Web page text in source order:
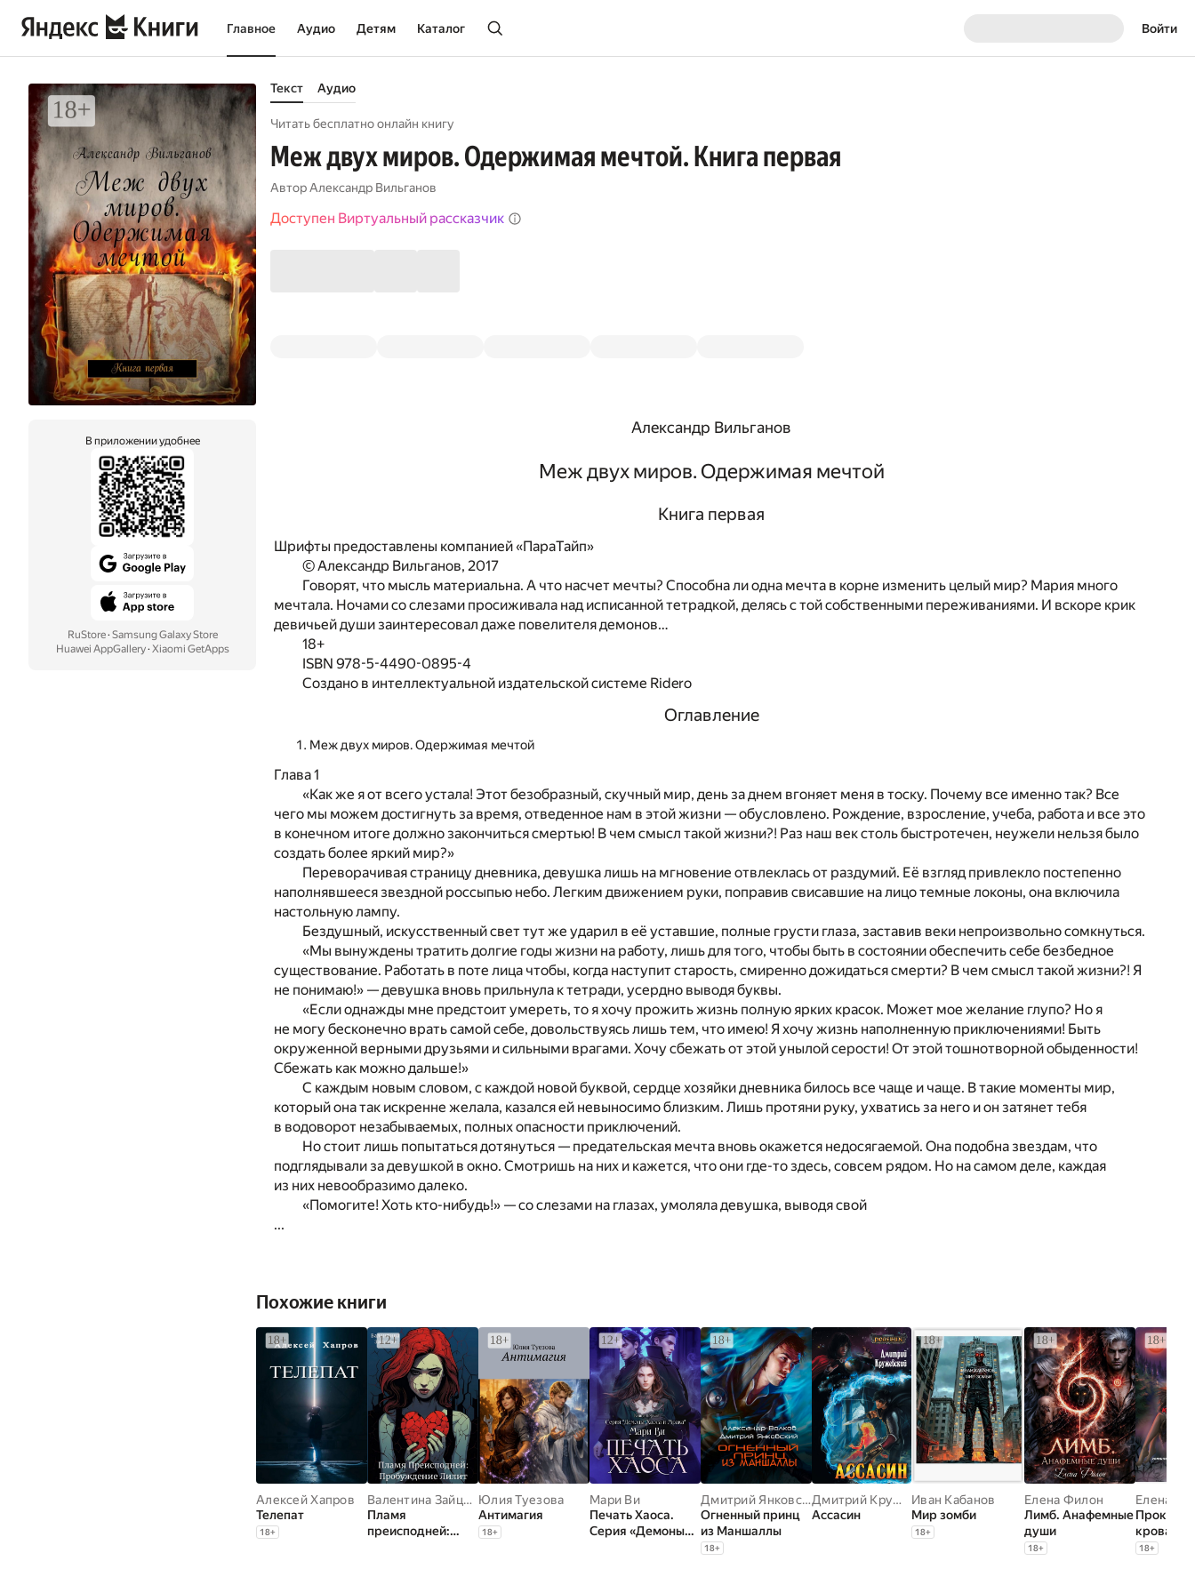
Главное Аудио Детям Каталог Войти
В приложении удобнее
RuStore· Samsung Galaxy Store
Huawei AppGallery· Xiaomi GetApps
Текст Аудио
Читать бесплатно онлайн книгу
Меж двух миров. Одержимая мечтой. Книга первая
АвторАлександр Вильганов
Доступен Виртуальный рассказчик
Александр Вильганов
Меж двух миров. Одержимая мечтой
Книга первая
Шрифты предоставлены компанией «ПараТайп»
© Александр Вильганов, 2017
Говорят, что мысль материальна. А что насчет мечты? Способна ли одна мечта в корне изменить целый мир? Мария много
мечтала. Ночами со слезами просиживала над исписанной тетрадкой, делясь с той собственными переживаниями. И вскоре крик
девичьей души заинтересовал даже повелителя демонов…
18+
ISBN 978-5-4490-0895-4
Создано в интеллектуальной издательской системе Ridero
Оглавление
Меж двух миров. Одержимая мечтой
Глава 1
«Как же я от всего устала! Этот безобразный, скучный мир, день за днем вгоняет меня в тоску. Почему все именно так? Все
чего мы можем достигнуть за время, отведенное нам в этой жизни — обусловлено. Рождение, взросление, учеба, работа и все это
в конечном итоге должно закончиться смертью! В чем смысл такой жизни?! Раз наш век столь быстротечен, неужели нельзя было
создать более яркий мир?»
Переворачивая страницу дневника, девушка лишь на мгновение отвлеклась от раздумий. Её взгляд привлекло постепенно
наполнявшееся звездной россыпью небо. Легким движением руки, поправив свисавшие на лицо темные локоны, она включила
настольную лампу.
Бездушный, искусственный свет тут же ударил в её уставшие, полные грусти глаза, заставив веки непроизвольно сомкнуться.
«Мы вынуждены тратить долгие годы жизни на работу, лишь для того, чтобы быть в состоянии обеспечить себе безбедное
существование. Работать в поте лица чтобы, когда наступит старость, смиренно дожидаться смерти? В чем смысл такой жизни?! Я
не понимаю!» — девушка вновь прильнула к тетради, усердно выводя буквы.
«Если однажды мне предстоит умереть, то я хочу прожить жизнь полную ярких красок. Может мое желание глупо? Но я
не могу бесконечно врать самой себе, довольствуясь лишь тем, что имею! Я хочу жизнь наполненную приключениями! Быть
окруженной верными друзьями и сильными врагами. Хочу сбежать от этой унылой серости! От этой тошнотворной обыденности!
Сбежать как можно дальше!»
С каждым новым словом, с каждой новой буквой, сердце хозяйки дневника билось все чаще и чаще. В такие моменты мир,
который она так искренне желала, казался ей невыносимо близким. Лишь протяни руку, ухватись за него и он затянет тебя
в водоворот незабываемых, полных опасности приключений.
Но стоит лишь попытаться дотянуться — предательская мечта вновь окажется недосягаемой. Она подобна звездам, что
подглядывали за девушкой в окно. Смотришь на них и кажется, что они где-то здесь, совсем рядом. Но на самом деле, каждая
из них невообразимо далеко.
«Помогите! Хоть кто-нибудь!» — со слезами на глазах, умоляла девушка, выводя свой
...
Похожие книги
Алексей Хапров
Телепат
18+
Валентина Зайцева
Пламя
преисподней:
Юлия Туезова
Антимагия
18+
Мари Ви
Печать Хаоса.
Серия «Демоны
Дмитрий Янковский ,Александр Валерьевич Волков
Огненный принц
из Маншаллы
18+
Дмитрий Кружевский
Ассасин
Иван Кабанов
Мир зомби
18+
Елена Филон
Лимб. Анафемные
души
18+
Елена
18+